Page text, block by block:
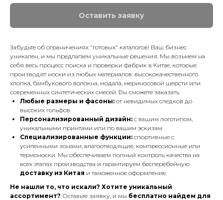
Оставить заявку
Забудьте об ограничениях "готовых" каталогов! Ваш бизнес
уникален, и мы предлагаем уникальные решения. Мы возьмем на
себя весь процесс поиска и проверки фабрик в Китае, которые
производят носки из любых материалов: высококачественного
хлопка, бамбукового волокна, модала, мериносовой шерсти или
современных синтетических смесей. Вы сможете заказать:
Любые размеры и фасоны: от невидимых следков до
высоких гольфов.
Персонализированный дизайн: с вашим логотипом,
уникальными принтами или по вашим эскизам.
Специализированные функции: спортивные с
усиленными зонами, влагоотводящие, компрессионные или
термоноски. Мы обеспечиваем полный контроль качества на
всех этапах производства и гарантируем бесперебойную
доставку из Китая и таможенное оформление.
Не нашли то, что искали? Хотите уникальный
ассортимент? Оставьте заявку, и мы бесплатно найдем для